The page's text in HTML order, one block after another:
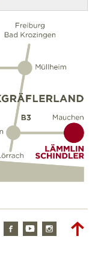
FacebookYoutube